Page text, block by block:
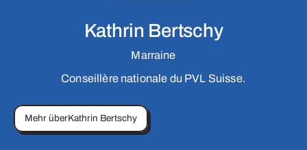
Kathrin Bertschy
Marraine
Conseillère nationale du PVL Suisse.
Mehr überKathrin Bertschy